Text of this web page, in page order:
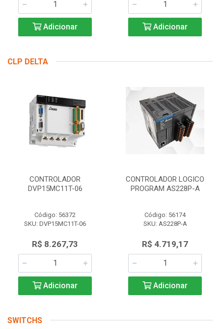
Adicionar Adicionar
CLP DELTA
CONTROLADOR
DVP15MC11T-06
Código: 56372
SKU: DVP15MC11T-06
R$ 8.267,73
Adicionar
CONTROLADOR LOGICO
PROGRAM AS228P-A
Código: 56174
SKU: AS228P-A
R$ 4.719,17
Adicionar
SWITCHS